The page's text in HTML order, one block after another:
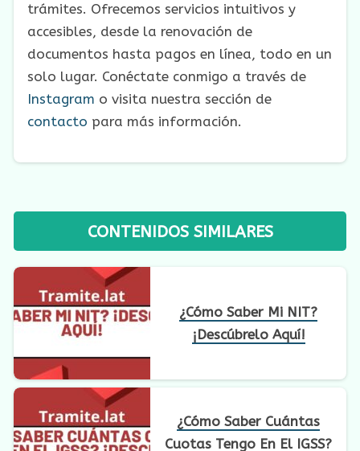
trámites. Ofrecemos servicios intuitivos y
accesibles, desde la renovación de
documentos hasta pagos en línea, todo en un
solo lugar. Conéctate conmigo a través de
Instagram o visita nuestra sección de
contacto para más información.
CONTENIDOS SIMILARES
¿Cómo Saber Mi NIT?
¡Descúbrelo Aquí!
¿Cómo Saber Cuántas
Cuotas Tengo En El IGSS?